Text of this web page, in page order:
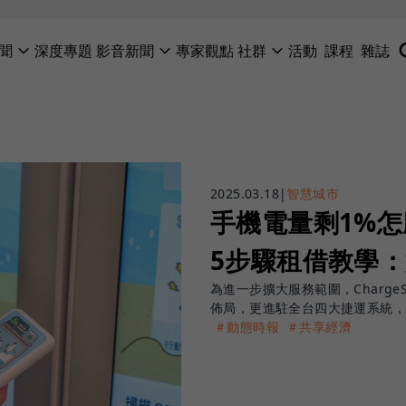
深度專題 影音新聞 專家觀點社群 活動 課程 雜誌
2025.03.18| 智慧城市
手機電量剩1%
5步驟租借教學
為進一步擴大服務範圍，
佈局，更進駐全台四大捷運系統
＃動態時報
＃共享經濟